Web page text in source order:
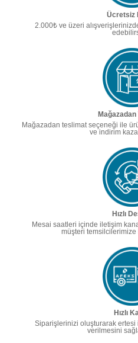
Ücretsiz
2.000₺ ve üzeri
Mağazadan teslimat seçeneği ile
ve indirim
Hızlı
Mesai saatleri içinde iletişim
müşteri temsilcilerimize
Hızlı
Siparişlerinizi oluşturarak
verilmesini